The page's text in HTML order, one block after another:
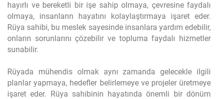
hayırlı ve bereketli bir işe sahip olmaya, çevresine faydalı
olmaya, insanların hayatını kolaylaştırmaya işaret eder.
Rüya sahibi, bu meslek sayesinde insanlara yardım edebilir,
onların sorunlarını çözebilir ve topluma faydalı hizmetler
sunabilir.
Rüyada mühendis olmak aynı zamanda gelecekle ilgili
planlar yapmaya, hedefler belirlemeye ve projeler üretmeye
işaret eder. Rüya sahibinin hayatında önemli bir dönüm